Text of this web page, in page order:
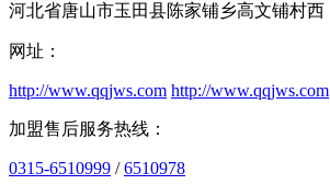
河北省唐山市玉田县陈家铺乡高文铺村西
网址：
http://www.qqjws.com http://www.qqjws.com
加盟售后服务热线：
0315-6510999 /6510978